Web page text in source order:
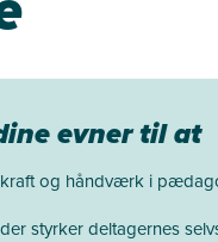
evner til at
og håndværk i
styrker deltagernes